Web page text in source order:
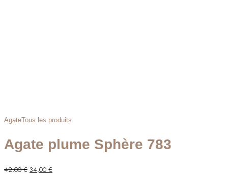
AgateTous les produits
Agate plume Sphère 783
42,00€ Le
34,00 €